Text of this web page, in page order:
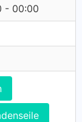
- 00:00